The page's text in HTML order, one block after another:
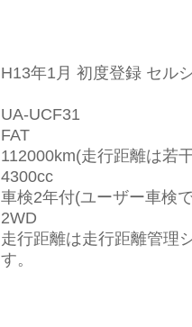
H13年1月 初度登録 セル
UA-UCF31
FAT
112000km(走行距離は若
4300cc
車検2年付(ユーザー車検
2WD
走行距離は走行距離管理
す。